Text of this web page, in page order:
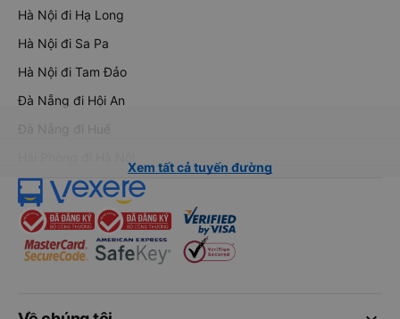
Hà Nội đi Hạ Long
Hà Nội đi Sa Pa
Hà Nội đi Tam Đảo
Đà Nẵng đi Hội An
Đà Nẵng đi Huế
Xem tất cả tuyến đường